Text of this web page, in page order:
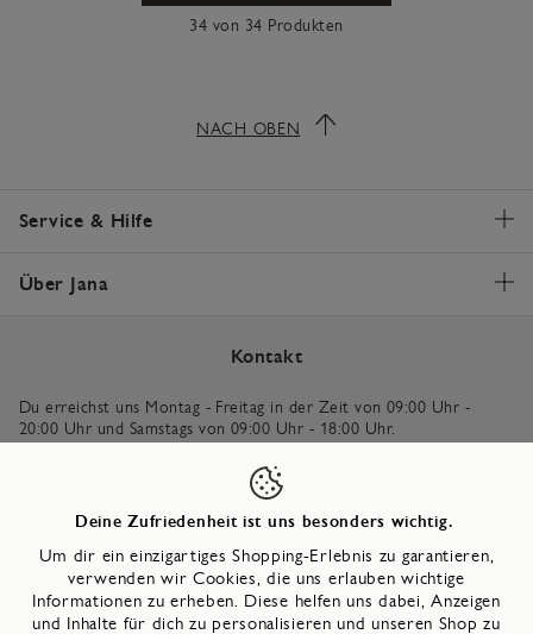
34 von 34 Produkten
NACH OBEN
Service & Hilfe
Über Jana
Kontakt
Du erreichst uns Montag - Freitag in der Zeit von 09:00 Uhr -
20:00 Uhr und Samstags von 09:00 Uhr - 18:00 Uhr.
+49 (0) 5231 – 94 04 680
Schreib uns
* Gebühren basierend auf deinem Telefonvertrag.
Deine Zufriedenheit ist uns besonders wichtig.
Um dir ein einzigartiges Shopping-Erlebnis zu garantieren,
verwenden wir Cookies, die uns erlauben wichtige
Informationen zu erheben. Diese helfen uns dabei, Anzeigen
und Inhalte für dich zu personalisieren und unseren Shop zu